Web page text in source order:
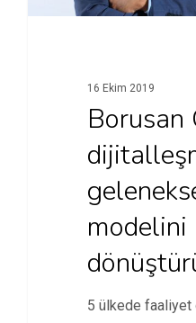
16 Ekim 2019
Borusan
modelini
5 ülkede faaliyet